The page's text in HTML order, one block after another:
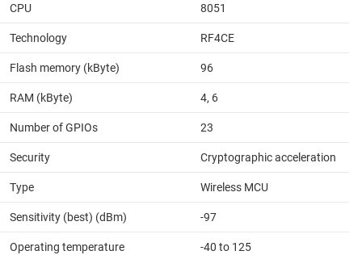
CPU 8051
Technology RF4CE
Flash memory (kByte) 96
RAM (kByte) 4, 6
Number of GPIOs 23
Security Cryptographic acceleration
Type Wireless MCU
Sensitivity (best) (dBm) -97
Operating temperature
-40 to 125